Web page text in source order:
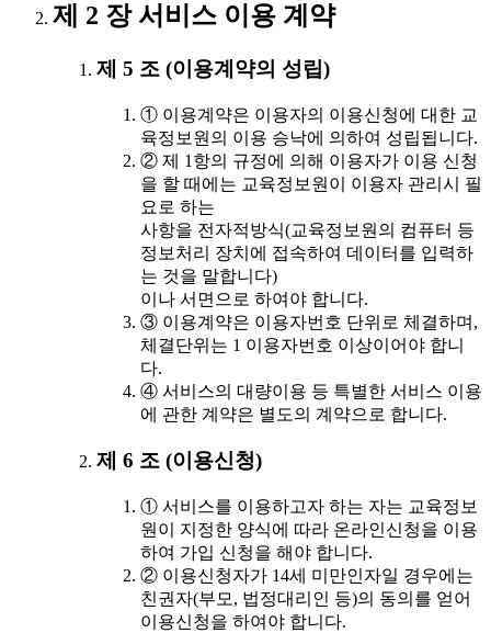
제 2 장 서비스 이용 계약
제 5 조 (이용계약의 성립)
① 이용계약은 이용자의 이용신청에 대한 교
육정보원의 이용 승낙에 의하여 성립됩니다.
② 제 1항의 규정에 의해 이용자가 이용 신청
을 할 때에는 교육정보원이 이용자 관리시 필
요로 하는
사항을 전자적방식(교육정보원의 컴퓨터 등
정보처리 장치에 접속하여 데이터를 입력하
는 것을 말합니다)
이나 서면으로 하여야 합니다.
③ 이용계약은 이용자번호 단위로 체결하며,
체결단위는 1 이용자번호 이상이어야 합니
다.
④ 서비스의 대량이용 등 특별한 서비스 이용
에 관한 계약은 별도의 계약으로 합니다.
제 6 조 (이용신청)
① 서비스를 이용하고자 하는 자는 교육정보
원이 지정한 양식에 따라 온라인신청을 이용
하여 가입 신청을 해야 합니다.
② 이용신청자가 14세 미만인자일 경우에는
친권자(부모, 법정대리인 등)의 동의를 얻어
이용신청을 하여야 합니다.